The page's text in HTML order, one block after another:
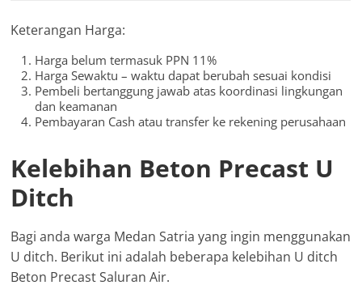
Keterangan Harga:
Harga belum termasuk PPN 11%
Harga Sewaktu – waktu dapat berubah sesuai kondisi
Pembeli bertanggung jawab atas koordinasi lingkungan
dan keamanan
Pembayaran Cash atau transfer ke rekening perusahaan
Kelebihan Beton Precast U
Ditch
Bagi anda warga Medan Satria yang ingin menggunakan
U ditch. Berikut ini adalah beberapa kelebihan U ditch
Beton Precast Saluran Air.